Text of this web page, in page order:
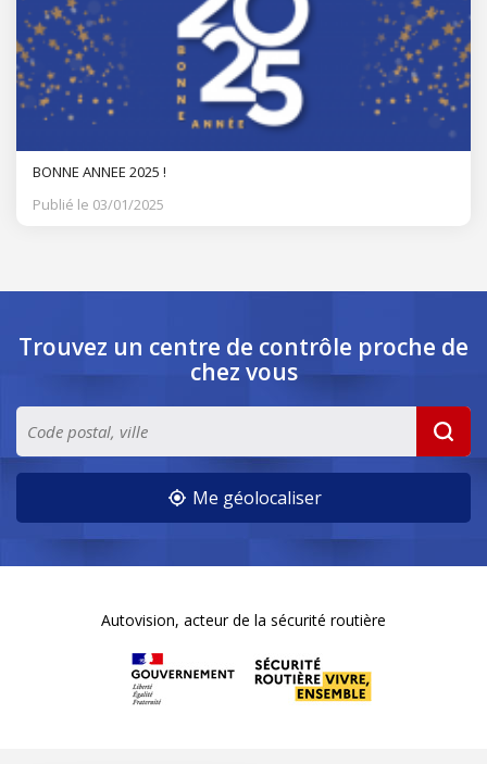
BONNE ANNEE 2025 !
Publié le 03/01/2025
Trouvez un centre de contrôle proche de
chez vous
Me géolocaliser
Autovision, acteur de la sécurité routière